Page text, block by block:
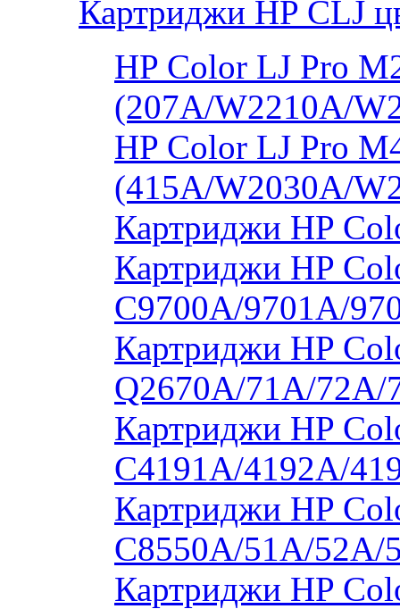
Картриджи HP CLJ
HP Color LJ Pro
(207A/W2210A/
HP Color LJ Pro
(415A/W2030A/
Картриджи HP
Картриджи HP
C9700A/9701A/
Картриджи HP
Q2670A/71A/
Картриджи HP
C4191A/4192A/
Картриджи HP
C8550A/51A/
Картриджи HP